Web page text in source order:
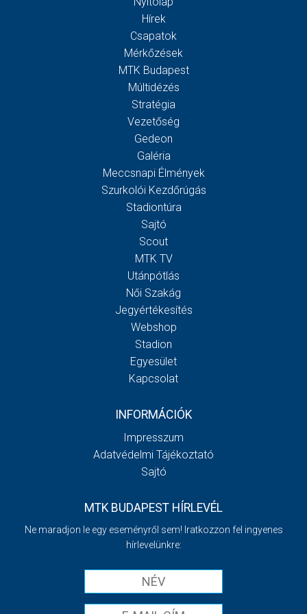
Hírek
Csapatok
Mérkőzések
MTK Budapest
Múltidézés
Stratégia
Vezetőség
Gedeon
Galéria
Meccsnapi Élmények
Szurkolói Kezdőrúgás
Stadiontúra
Sajtó
Scout
MTK TV
Utánpótlás
Női Szakág
Jegyértékesítés
Webshop
Stadion
Egyesület
Kapcsolat
INFORMÁCIÓK
Impresszum
Adatvédelmi Tájékoztató
Sajtó
MTK BUDAPEST HÍRLEVÉL
Ne maradjon le egy eseményről sem! Iratkozzon fel ingyenes
hírlevelünkre: